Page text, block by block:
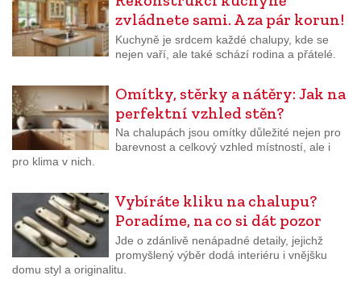
zvládnete sami. A za pár korun!
Kuchyně je srdcem každé chalupy, kde se
nejen vaří, ale také schází rodina a přátelé.
Omítky, stěrky a nátěry: Jak na
perfektní vzhled stěn?
Na chalupách jsou omítky důležité nejen pro
barevnost a celkový vzhled místností, ale i
pro klima v nich.
Vybíráte kliku na chalupu?
Poradíme, na co si dát pozor
Jde o zdánlivě nenápadné detaily, jejichž
promyšlený výběr dodá interiéru i vnějšku
domu styl a originalitu.